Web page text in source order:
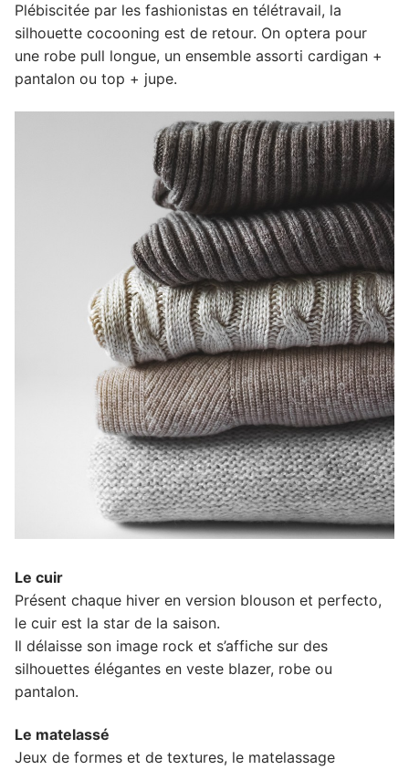
Plébiscitée par les fashionistas en télétravail, la
silhouette cocooning est de retour. On optera pour
une robe pull longue, un ensemble assorti cardigan +
pantalon ou top + jupe.
Le cuir
Présent chaque hiver en version blouson et perfecto,
le cuir est la star de la saison.
Il délaisse son image rock et s’affiche sur des
silhouettes élégantes en veste blazer, robe ou
pantalon.
Le matelassé
Jeux de formes et de textures, le matelassage